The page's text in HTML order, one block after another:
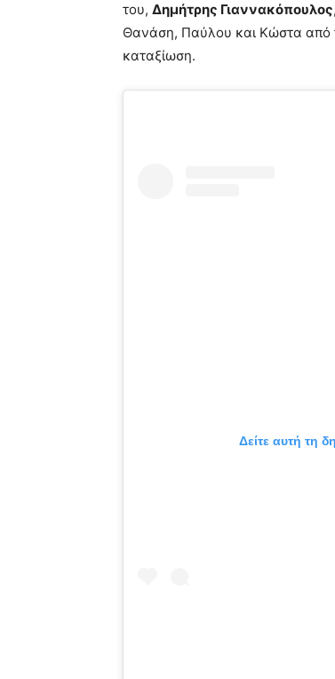
του, Δημήτρης Γιαννακόπουλος
Θανάση, Παύλου και Κώστα από
καταξίωση.
Δείτε αυτή τη